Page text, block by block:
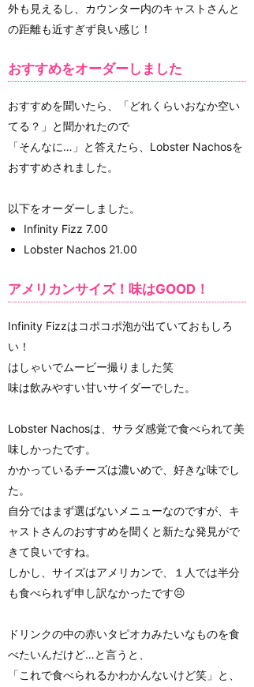
外も見えるし、カウンター内のキャストさんと
の距離も近すぎず良い感じ！
おすすめをオーダーしました
おすすめを聞いたら、「どれくらいおなか空い
てる？」と聞かれたので
「そんなに…」と答えたら、Lobster Nachosを
おすすめされました。
以下をオーダーしました。
Infinity Fizz 7.00
Lobster Nachos 21.00
アメリカンサイズ！味はGOOD！
Infinity Fizzはコポコポ泡が出ていておもしろ
い！
はしゃいでムービー撮りました笑
味は飲みやすい甘いサイダーでした。
Lobster Nachosは、サラダ感覚で食べられて美
味しかったです。
かかっているチーズは濃いめで、好きな味でし
た。
自分ではまず選ばないメニューなのですが、キ
ャストさんのおすすめを聞くと新たな発見がで
きて良いですね。
しかし、サイズはアメリカンで、１人では半分
も食べられず申し訳なかったです😣
ドリンクの中の赤いタピオカみたいなものを食
べたいんだけど…と言うと、
「これで食べられるかわかんないけど笑」と、